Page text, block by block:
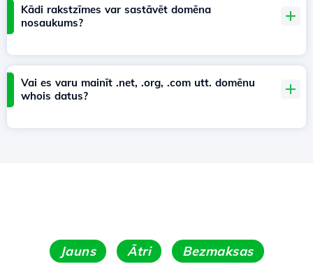
Kādi rakstzīmes var sastāvēt domēna
nosaukums?
Vai es varu mainīt .net, .org, .com utt. domēnu
whois datus?
Jauns Ātri Bezmaksas